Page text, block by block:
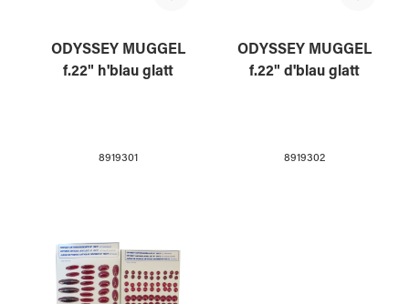
ODYSSEY MUGGEL
f.22" h'blau glatt
8919301
ODYSSEY MUGGEL
f.22" d'blau glatt
8919302